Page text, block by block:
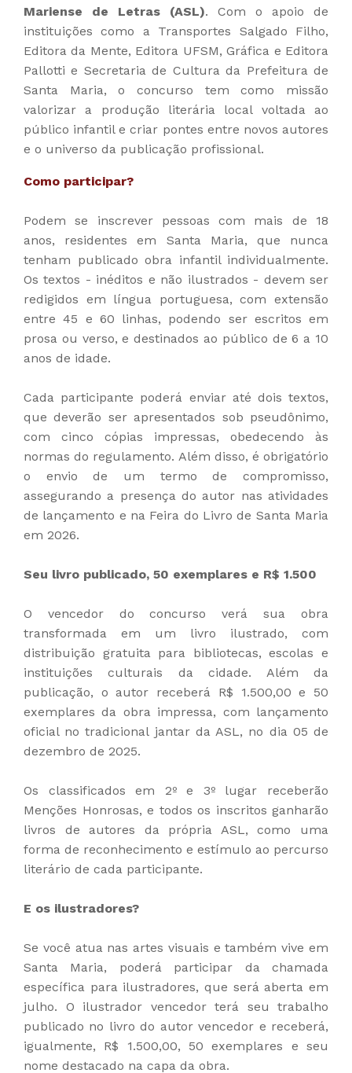
Mariense de Letras (ASL). Com o apoio de
instituições como a Transportes Salgado Filho,
Editora da Mente, Editora UFSM, Gráfica e Editora
Pallotti e Secretaria de Cultura da Prefeitura de
Santa Maria, o concurso tem como missão
valorizar a produção literária local voltada ao
público infantil e criar pontes entre novos autores
e o universo da publicação profissional.
Como participar?
Podem se inscrever pessoas com mais de 18
anos, residentes em Santa Maria, que nunca
tenham publicado obra infantil individualmente.
Os textos - inéditos e não ilustrados - devem ser
redigidos em língua portuguesa, com extensão
entre 45 e 60 linhas, podendo ser escritos em
prosa ou verso, e destinados ao público de 6 a 10
anos de idade.
Cada participante poderá enviar até dois textos,
que deverão ser apresentados sob pseudônimo,
com cinco cópias impressas, obedecendo às
normas do regulamento. Além disso, é obrigatório
o envio de um termo de compromisso,
assegurando a presença do autor nas atividades
de lançamento e na Feira do Livro de Santa Maria
em 2026.
Seu livro publicado, 50 exemplares e R$ 1.500
O vencedor do concurso verá sua obra
transformada em um livro ilustrado, com
distribuição gratuita para bibliotecas, escolas e
instituições culturais da cidade. Além da
publicação, o autor receberá R$ 1.500,00 e 50
exemplares da obra impressa, com lançamento
oficial no tradicional jantar da ASL, no dia 05 de
dezembro de 2025.
Os classificados em 2º e 3º lugar receberão
Menções Honrosas, e todos os inscritos ganharão
livros de autores da própria ASL, como uma
forma de reconhecimento e estímulo ao percurso
literário de cada participante.
E os ilustradores?
Se você atua nas artes visuais e também vive em
Santa Maria, poderá participar da chamada
específica para ilustradores, que será aberta em
julho. O ilustrador vencedor terá seu trabalho
publicado no livro do autor vencedor e receberá,
igualmente, R$ 1.500,00, 50 exemplares e seu
nome destacado na capa da obra.